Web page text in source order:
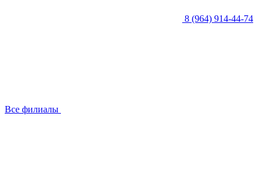
8 (964) 914-44-74
Все филиалы